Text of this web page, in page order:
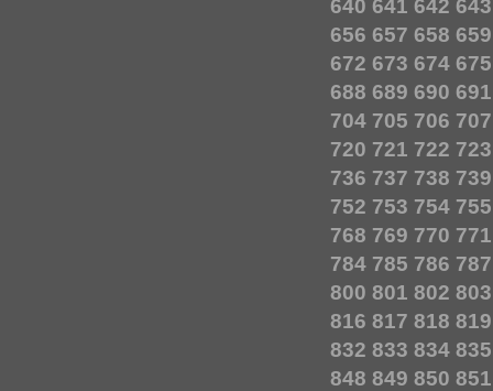
640 641 642 643
656 657 658 659
672 673 674 675
688 689 690 691
704 705 706 707
720 721 722 723
736 737 738 739
752 753 754 755
768 769 770 771
784 785 786 787
800 801 802 803
816 817 818 819
832 833 834 835
848 849 850 851